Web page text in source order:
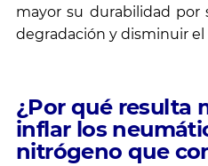
mayor su durabilidad por
degradación y disminuir
¿Por qué resulta
inflar los
nitrógeno que